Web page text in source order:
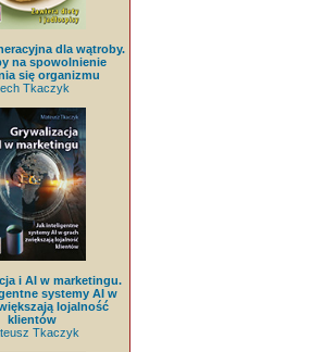
dla wątroby.
na spowolnienie
się organizmu
Tkaczyk
i AI w marketingu.
systemy AI w
lojalność
klientów
Tkaczyk